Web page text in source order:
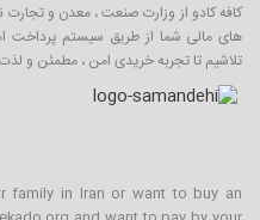
کافه کادو از وزارت صنعت ، معدن و
های مالی شما از طریق سیستم پرداخت
تلاشیم تا تجربه خریدی امن ، مطمئن و
in Iran or want to buy an